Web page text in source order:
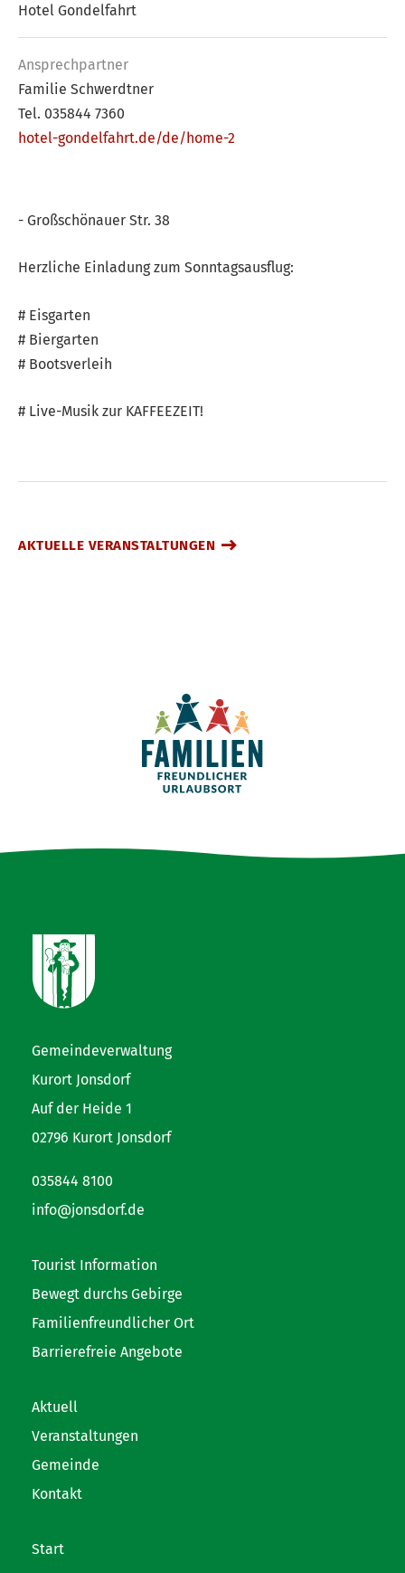
Hotel Gondelfahrt
Ansprech­partner
Familie Schwerdtner
Tel. 035844 7360
hotel-gondelfahrt.de/de/home-2
- Großschönauer Str. 38
Herzliche Einladung zum Sonntagsausflug:
# Eisgarten
# Biergarten
# Bootsverleih
# Live-Musik zur KAFFEEZEIT!
AKTUELLE VERANSTALTUNGEN
Gemeindeverwaltung
Kurort Jonsdorf
Auf der Heide 1
02796 Kurort Jonsdorf
035844 8100
info@jonsdorf.de
Tourist Information
Bewegt durchs Gebirge
Familienfreundlicher Ort
Barrierefreie Angebote
Aktuell
Veranstaltungen
Gemeinde
Kontakt
Start